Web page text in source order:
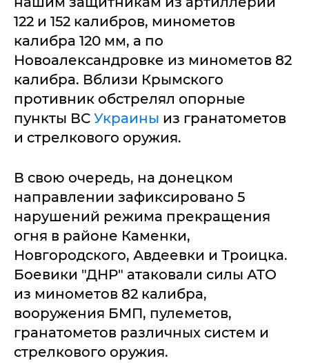
122 и 152 калибров, минометов
калибра 120 мм, а по
Новоалександровке из минометов 82
калибра. Вблизи Крымского
противник обстрелял опорные
пункты ВС Украины из гранатометов
и стрелкового оружия.
В свою очередь, на донецком
направлении зафиксировано 5
нарушений режима прекращения
огня в районе Каменки,
Новгородского, Авдеевки и Троицка.
Боевики "ДНР" атаковали силы АТО
из минометов 82 калибра,
вооружения БМП, пулеметов,
гранатометов различных систем и
стрелкового оружия.